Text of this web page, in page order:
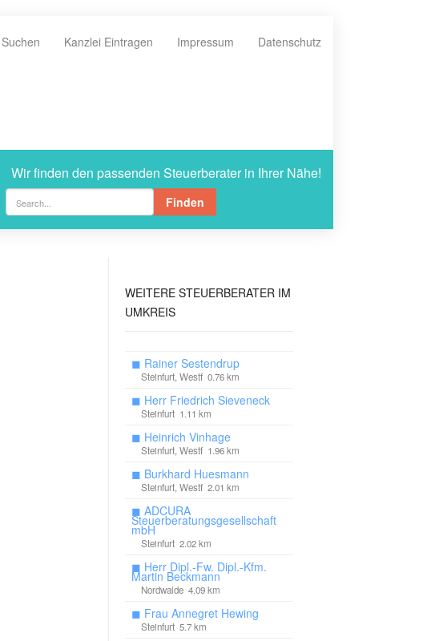
Kanzlei Eintragen Impressum Datenschutz
Wir finden den passenden Steuerberater in Ihrer Nähe!
Finden
WEITERE STEUERBERATER IM
UMKREIS
◼ Rainer Sestendrup
Steinfurt, Westf 0.76 km
◼ Herr Friedrich Sieveneck
Steinfurt 1.11 km
◼ Heinrich Vinhage
Steinfurt, Westf 1.96 km
◼ Burkhard Huesmann
Steinfurt, Westf 2.01 km
◼ ADCURA
Steuerberatungsgesellschaft
mbH
Steinfurt 2.02 km
◼ Herr Dipl.-Fw. Dipl.-Kfm.
Martin Beckmann
Nordwalde 4.09 km
◼ Frau Annegret Hewing
Steinfurt 5.7 km